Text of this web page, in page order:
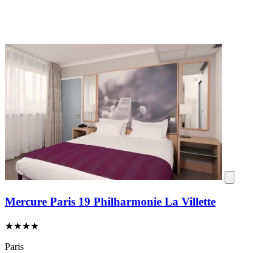
Mercure Paris 19 Philharmonie La Villette
★★★★
Paris